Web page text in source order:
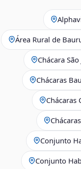
Área Rural de
Chácara São
Chácaras
Chácaras
Conjunto
Conjunto